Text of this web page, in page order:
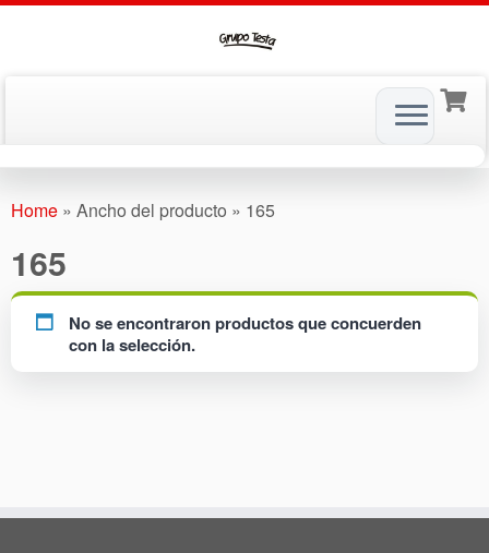
toHome » Ancho del producto » 165
165
No se encontraron productos que concuerden
con la selección.